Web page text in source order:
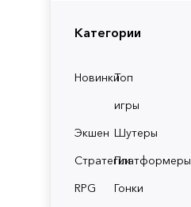
Категории
НовинкиТоп
игры
Экшен Шутеры
СтратегииПлатформеры
RPG
Гонки